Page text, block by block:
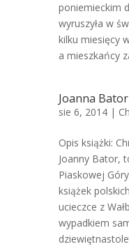
poniemieckim
wyruszyła w
kilku miesięcy
a mieszkańcy
Joanna
sie 6, 2014 |
Opis książki:
Joanny Bator,
Piaskowej
książek
ucieczce z
wypadkiem